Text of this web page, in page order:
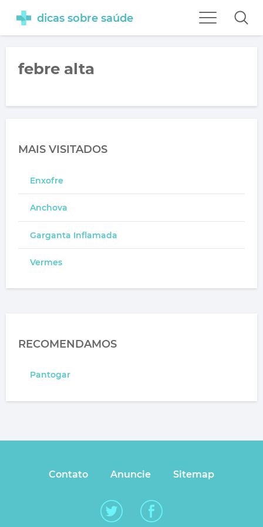
dicas sobre saúde
febre alta
MAIS VISITADOS
Enxofre
Anchova
Garganta Inflamada
Vermes
RECOMENDAMOS
Pantogar
Contato Anuncie Sitemap